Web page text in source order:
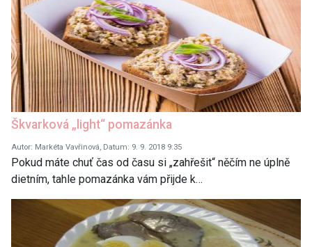
Škvarková „light“ pomazánka
Autor: Markéta Vavřinová, Datum: 9. 9. 2018 9:35
Pokud máte chuť čas od času si „zahřešit“ něčím ne úplně
dietním, tahle pomazánka vám přijde k…